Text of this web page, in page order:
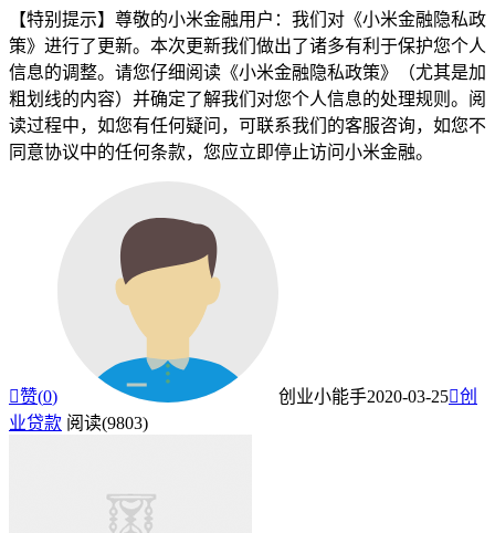
【特别提示】尊敬的小米金融用户：我们对《小米金融隐私政
策》进行了更新。本次更新我们做出了诸多有利于保护您个人
信息的调整。请您仔细阅读《小米金融隐私政策》（尤其是加
粗划线的内容）并确定了解我们对您个人信息的处理规则。阅
读过程中，如您有任何疑问，可联系我们的客服咨询，如您不
同意协议中的任何条款，您应立即停止访问小米金融。
赞(0) 创业小能手2020-03-25创
业贷款 阅读(9803)